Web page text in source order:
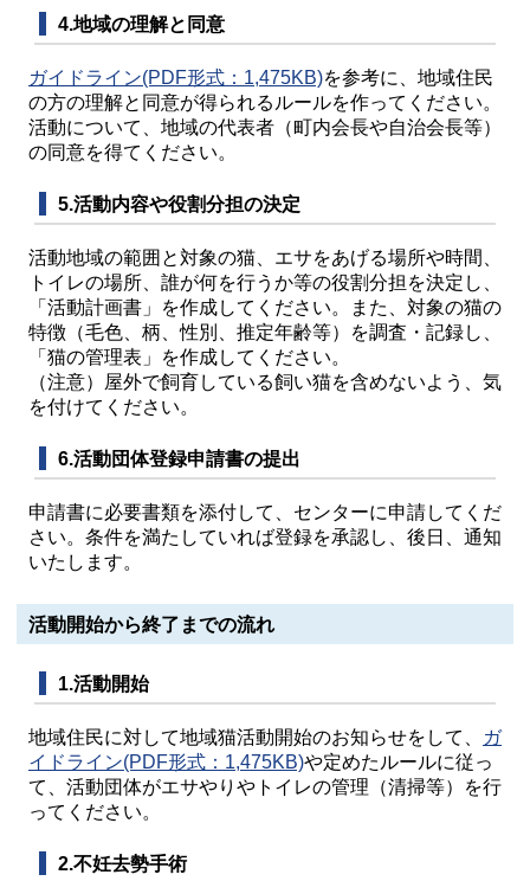
4.地域の理解と同意
ガイドライン(PDF形式：1,475KB)を参考に、地域住民
の方の理解と同意が得られるルールを作ってください。
活動について、地域の代表者（町内会長や自治会長等）
の同意を得てください。
5.活動内容や役割分担の決定
活動地域の範囲と対象の猫、エサをあげる場所や時間、
トイレの場所、誰が何を行うか等の役割分担を決定し、
「活動計画書」を作成してください。また、対象の猫の
特徴（毛色、柄、性別、推定年齢等）を調査・記録し、
「猫の管理表」を作成してください。
（注意）屋外で飼育している飼い猫を含めないよう、気
を付けてください。
6.活動団体登録申請書の提出
申請書に必要書類を添付して、センターに申請してくだ
さい。条件を満たしていれば登録を承認し、後日、通知
いたします。
活動開始から終了までの流れ
1.活動開始
地域住民に対して地域猫活動開始のお知らせをして、
ガ
イドライン(PDF形式：1,475KB)や定めたルールに従っ
て、活動団体がエサやりやトイレの管理（清掃等）を行
ってください。
2.不妊去勢手術